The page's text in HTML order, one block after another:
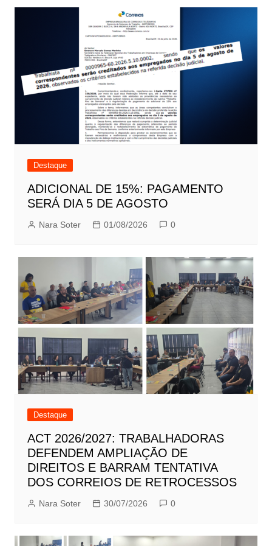
Destaque
ADICIONAL DE 15%: PAGAMENTO
SERÁ DIA 5 DE AGOSTO
Nara Soter 01/08/2026 0
Destaque
ACT 2026/2027: TRABALHADORAS
DEFENDEM AMPLIAÇÃO DE
DIREITOS E BARRAM TENTATIVA
DOS CORREIOS DE RETROCESSOS
Nara Soter 30/07/2026 0